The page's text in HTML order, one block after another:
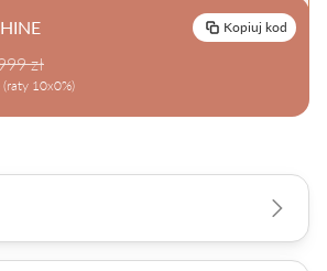
Kopiuj kod
zł
10x0%)